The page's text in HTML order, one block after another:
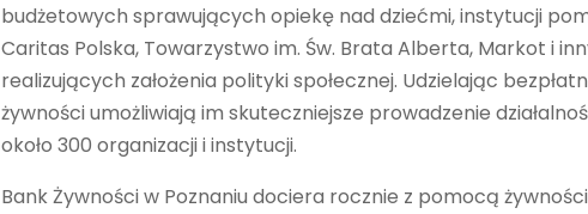
budżetowych sprawujących opiekę nad dziećmi, instytucji
Caritas Polska, Towarzystwo im. Św. Brata Alberta, Markot i
realizujących założenia polityki społecznej. Udzielając
żywności umożliwiają im skuteczniejsze prowadzenie
około 300 organizacji i instytucji.
Bank Żywności w Poznaniu dociera rocznie z pomocą